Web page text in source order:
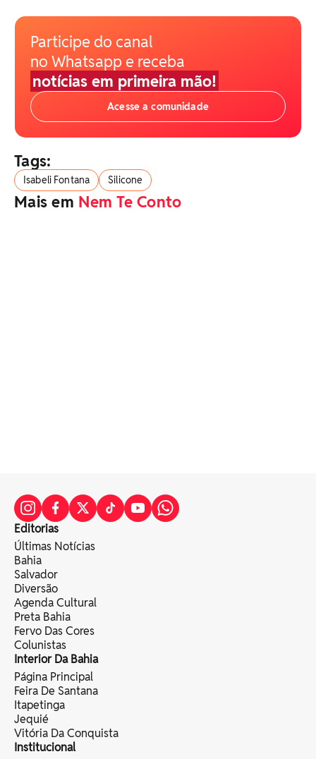
Participe do canal
no Whatsapp e receba
notícias em primeira mão!
Acesse a comunidade
Tags:
Isabeli Fontana Silicone
Mais em Nem Te Conto
Editorias
Últimas Notícias
Bahia
Salvador
Diversão
Agenda Cultural
Preta Bahia
Fervo Das Cores
Colunistas
Interior Da Bahia
Página Principal
Feira De Santana
Itapetinga
Jequié
Vitória Da Conquista
Institucional